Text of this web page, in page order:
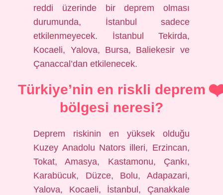
reddi üzerinde bir deprem olması
durumunda, İstanbul sadece
etkilenmeyecek. İstanbul Tekirda,
Kocaeli, Yalova, Bursa, Baliekesir ve
Çanaccal’dan etkilenecek.
Türkiye’nin en riskli deprem
bölgesi neresi?
Deprem riskinin en yüksek olduğu
Kuzey Anadolu Nators illeri, Erzincan,
Tokat, Amasya, Kastamonu, Çankı,
Karabücuk, Düzce, Bolu, Adapazari,
Yalova, Kocaeli, İstanbul, Çanakkale